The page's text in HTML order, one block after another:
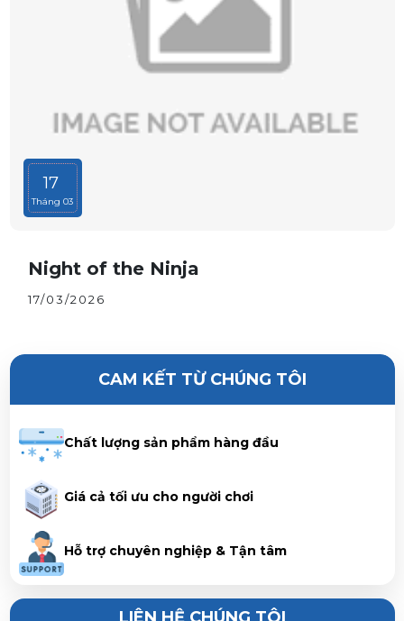
17
Tháng 03
Night of the Ninja
17/03/2026
CAM KẾT TỪ CHÚNG TÔI
Chất lượng sản phẩm hàng đầu
Giá cả tối ưu cho người chơi
Hỗ trợ chuyên nghiệp & Tận tâm